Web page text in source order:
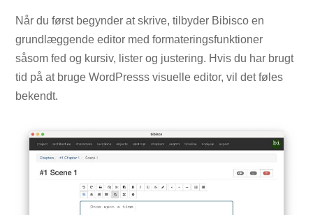
Når du først begynder at skrive, tilbyder Bibisco en
grundlæggende editor med formateringsfunktioner
såsom fed og kursiv, lister og justering. Hvis du har brugt
tid på at bruge WordPresss visuelle editor, vil det føles
bekendt.